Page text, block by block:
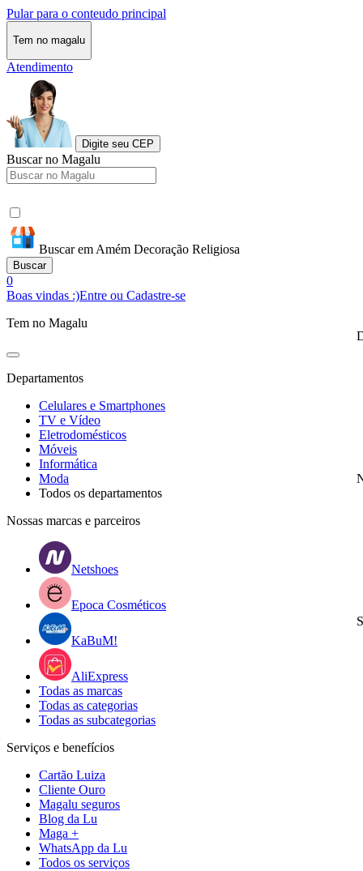
Pular para o conteudo principal
Tem no magalu
Atendimento
Digite seu CEP
Buscar no Magalu
Buscar em Amém Decoração Religiosa
Buscar
0
Boas vindas :)Entre ou Cadastre-se
Tem no Magalu
Departamentos
Celulares e Smartphones
TV e Vídeo
Eletrodomésticos
Móveis
Informática
Moda
Todos os departamentos
Nossas marcas e parceiros
Netshoes
Epoca Cosméticos
KaBuM!
AliExpress
Todas as marcas
Todas as categorias
Todas as subcategorias
Serviços e benefícios
Cartão Luiza
Cliente Ouro
Magalu seguros
Blog da Lu
Maga +
WhatsApp da Lu
Todos os serviços